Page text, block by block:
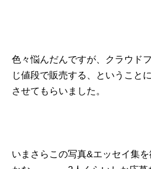
色々悩んだんですが、クラウド
じ値段で販売する、ということ
させてもらいました。
いまさらこの写真&エッセイ集